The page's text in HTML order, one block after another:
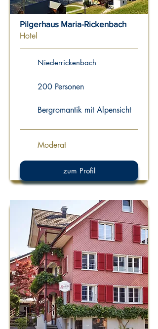
Pilgerhaus Maria-Rickenbach
Hotel
Niederrickenbach
200 Personen
Bergromantik mit Alpensicht
Moderat
zum Profil